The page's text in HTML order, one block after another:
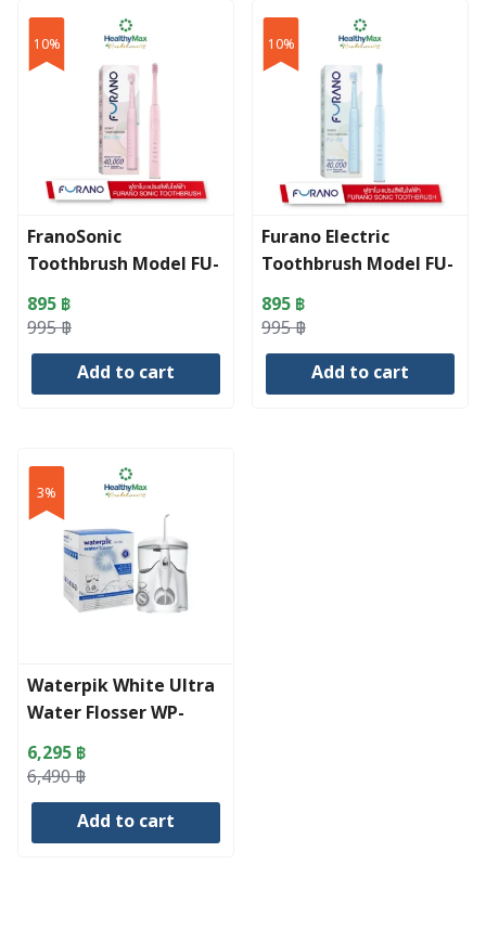
10%
FranoSonic
Toothbrush Model FU-
100 Pink
995฿
Original
price
895 ฿
Current
price
Add to cart
10%
Furano Electric
Toothbrush Model FU-
100 Blue
995฿
Original
price
895 ฿
Current
price
Add to cart
3%
Waterpik White Ultra
Water Flosser WP-
100E2
6,490฿
Original
price
6,295 ฿
Current
price
Add to cart